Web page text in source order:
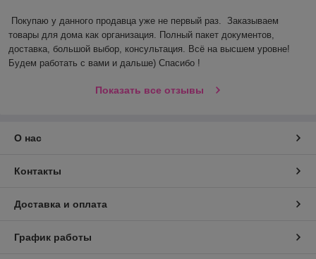
Покупаю у данного продавца уже не первый раз.  Заказываем
товары для дома как организация. Полный пакет документов,
доставка, большой выбор, консультация. Всё на высшем уровне!
Будем работать с вами и дальше) Спасибо !
Показать все отзывы
О нас
Контакты
Доставка и оплата
График работы